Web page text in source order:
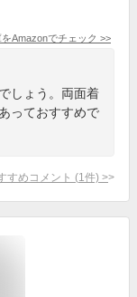
Amazonでチェック >>
しょう。両面着
っておすすめで
すめコメント (1 件) >